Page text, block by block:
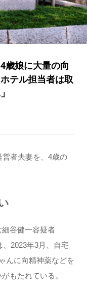
娘に大量の向
テル担当者は取
者夫妻を、4歳の
谷健一容疑者
、2023年3月、自宅
んに向精神薬などを
もたれている。